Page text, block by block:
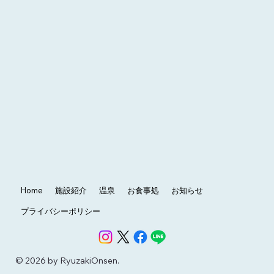
Home 施設紹介 温泉 お食事処 お知らせ
プライバシーポリシー
© 2026 by RyuzakiOnsen.